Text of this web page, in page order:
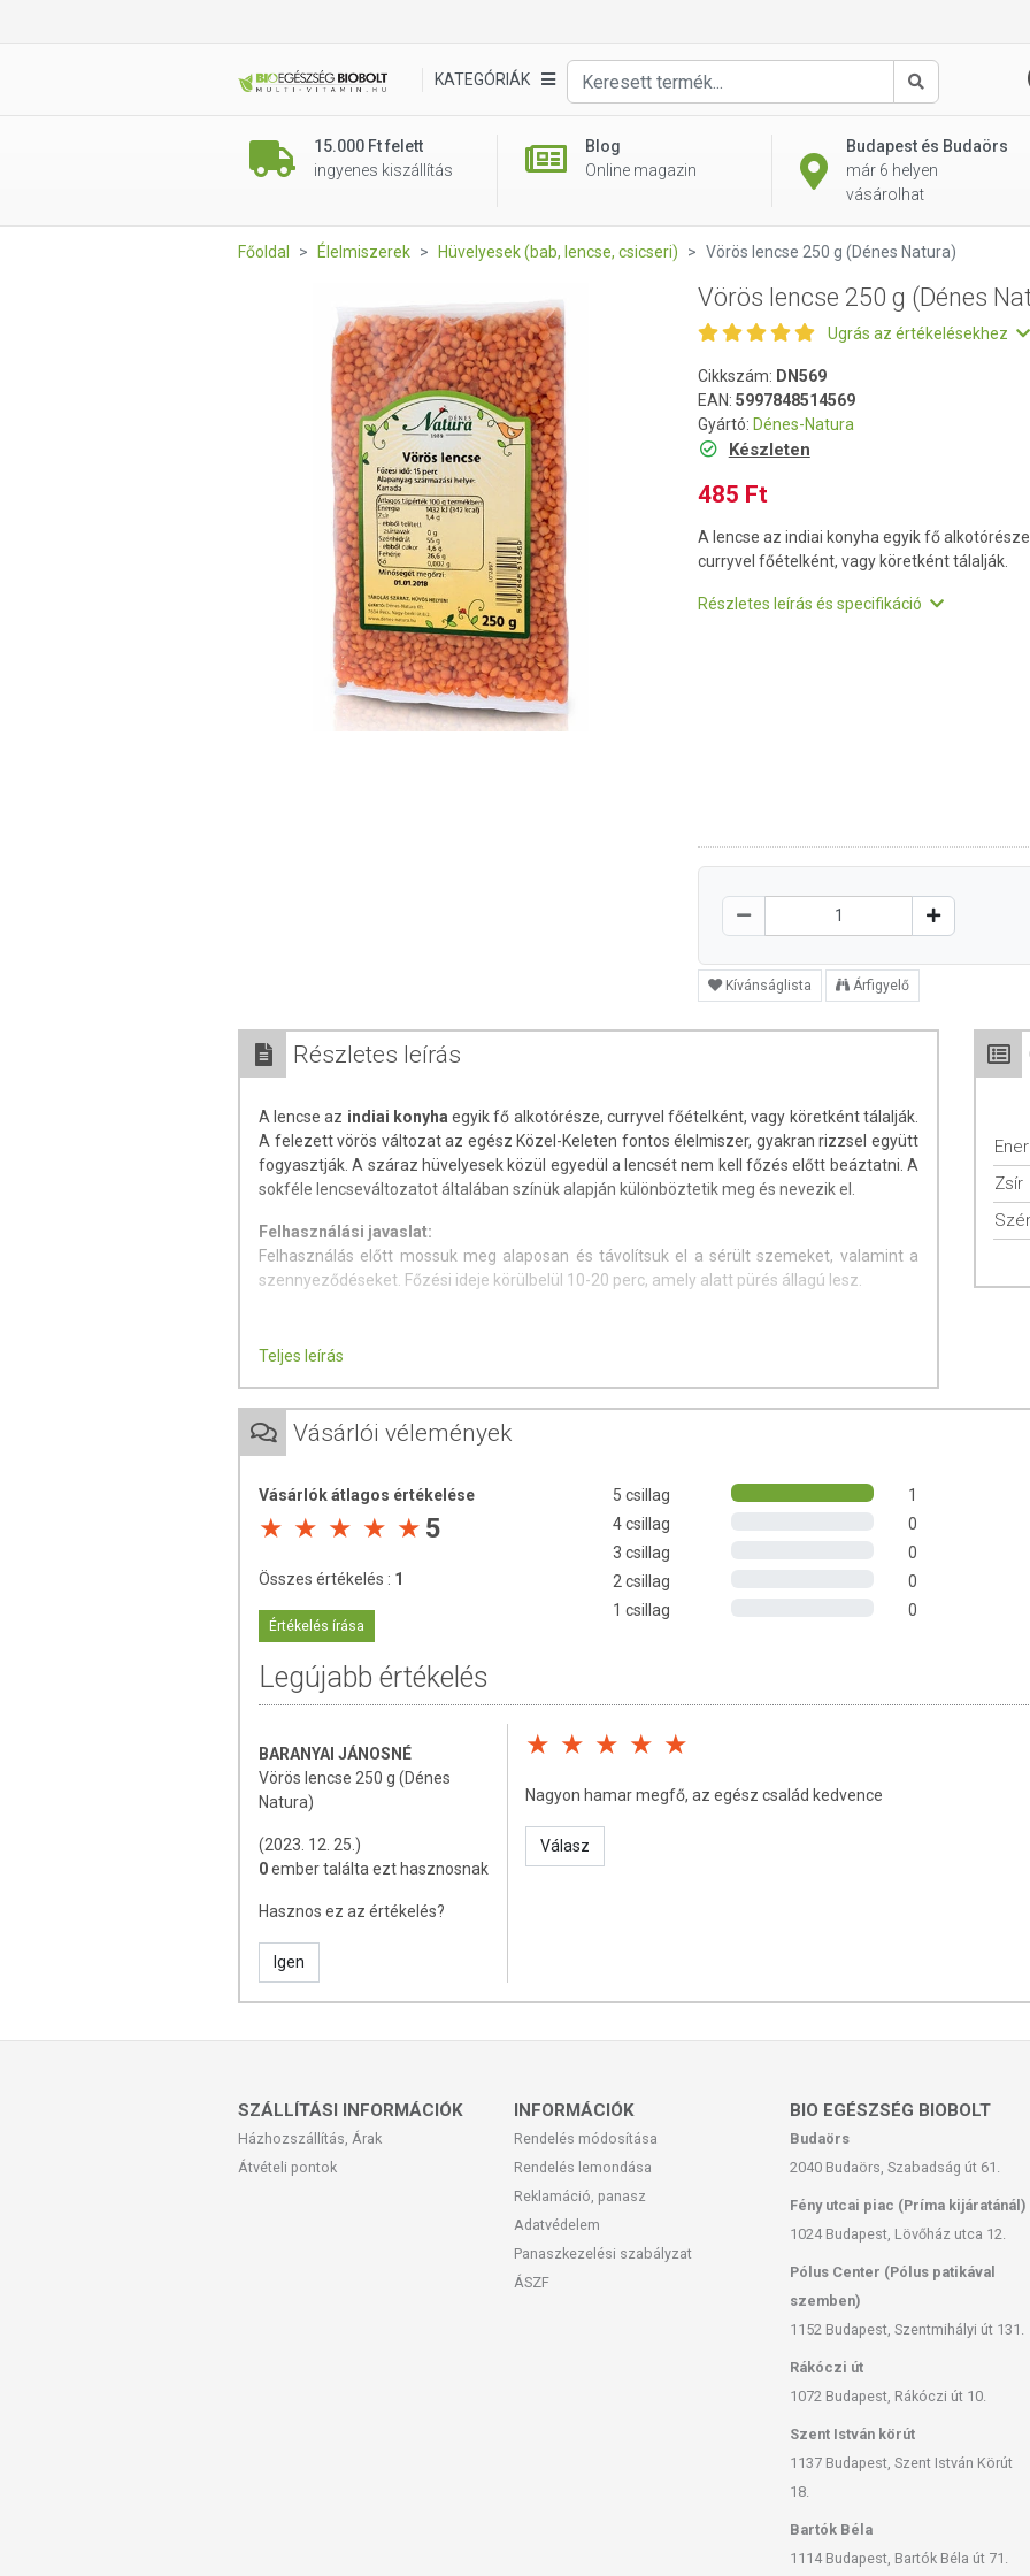
KATEGÓRIÁK
Keresés
15.000 Ft felett
ingyenes kiszállítás
Blog
Online magazin
Budapest és Budaörs
már 6 helyen
vásárolhat
Főoldal Élelmiszerek Hüvelyesek (bab, lencse, csicseri) Vörös lencse 250 g (Dénes Natura)
Vörös lencse 250 g (Dénes
Ugrás az értékelésekhez
Cikkszám: DN569
EAN: 5997848514569
Gyártó: Dénes-Natura
Készleten
485 Ft
A lencse az indiai konyha egyik fő
curryvel főételként, vagy köretként tálalják.
Részletes leírás és specifikáció
Kívánságlista Árfigyelő
Részletes leírás
A lencse az indiai konyha egyik fő alkotórésze, curryvel főételként, vagy köretként tálalják.
A felezett vörös változat az egész Közel-Keleten fontos élelmiszer, gyakran rizzsel együtt
fogyasztják. A száraz hüvelyesek közül egyedül a lencsét nem kell főzés előtt beáztatni. A
sokféle lencseváltozatot általában színük alapján különböztetik meg és nevezik el.
Felhasználási javaslat:
Felhasználás előtt mossuk meg alaposan és távolítsuk el a sérült szemeket, valamint a
szennyeződéseket. Főzési ideje körülbelül 10-20 perc, amely alatt pürés állagú lesz.
Tápérték 100 g termékben:
Energia 1441 kJ (340 kcal)
Fehérje 24,7 g
Szénhidrát 22 g
Zsír 1,1 g
Minőségét megőrzi:
A dobozon jelzett hónap végéig (nap,hó,év)
Tárolás :
A termék nem gyógyít betegségeket! A termék nem az orvosi kezelés helyettesítésére
alkalmas! Betegség esetén használatát beszélje meg kezelőorvosával. Az ajánlott napi
fogyasztási mennyiséget ne lépje túl! Ne szedje a készítményt, ha az összetevők bármelyikére
érzékeny vagy allergiás! Kisgyermektől elzárva tartandó!
Teljes leírás
Zsír
Vásárlói vélemények
Vásárlók átlagos értékelése
5
Összes értékelés : 1
Értékelés írása
5 csillag
1
4 csillag
0
3 csillag
0
2 csillag
0
1 csillag
0
Legújabb értékelés
BARANYAI JÁNOSNÉ
Vörös lencse 250 g (Dénes
Natura)
(2023. 12. 25.)
0ember találta ezt hasznosnak
Hasznos ez az értékelés?
Igen
Nagyon hamar megfő, az egész család kedvence
Válasz
SZÁLLÍTÁSI INFORMÁCIÓK
Házhozszállítás, Árak
Átvételi pontok
INFORMÁCIÓK
Rendelés módosítása
Rendelés lemondása
Reklamáció, panasz
Adatvédelem
Panaszkezelési szabályzat
ÁSZF
BIO EGÉSZSÉG BIOBOLT
Budaörs
2040 Budaörs, Szabadság út 61.
Fény utcai piac (Príma kijáratánál)
1024 Budapest, Lövőház utca 12.
Pólus Center (Pólus patikával
szemben)
1152 Budapest, Szentmihályi út 131.
Rákóczi út
1072 Budapest, Rákóczi út 10.
Szent István körút
1137 Budapest, Szent István Körút
18.
Bartók Béla
1114 Budapest, Bartók Béla út 71.